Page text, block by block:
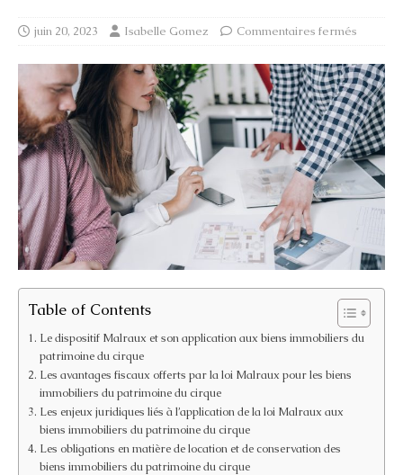
juin 20, 2023 Isabelle Gomez Commentaires fermés
Table of Contents
Le dispositif Malraux et son application aux biens immobiliers du
patrimoine du cirque
Les avantages fiscaux offerts par la loi Malraux pour les biens
immobiliers du patrimoine du cirque
Les enjeux juridiques liés à l’application de la loi Malraux aux
biens immobiliers du patrimoine du cirque
Les obligations en matière de location et de conservation des
biens immobiliers du patrimoine du cirque